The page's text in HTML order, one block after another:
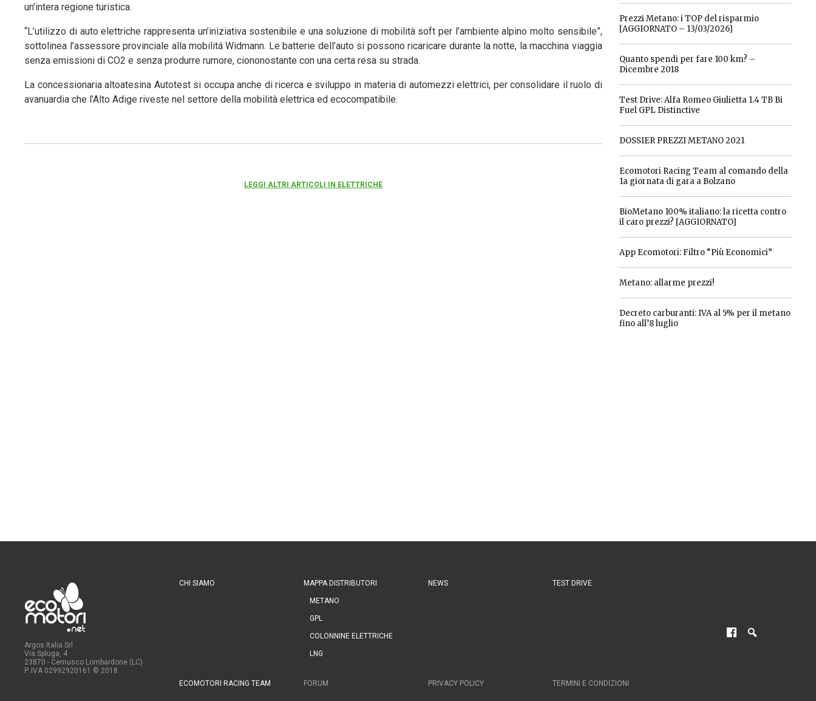
un’intera regione turistica.
“L’utilizzo di auto elettriche rappresenta un’iniziativa sostenibile e una soluzione di mobilità soft per l’ambiente alpino molto sensibile”,
sottolinea l’assessore provinciale alla mobilitá Widmann. Le batterie dell’auto si possono ricaricare durante la notte, la macchina viaggia
senza emissioni di CO2 e senza produrre rumore, ciononostante con una certa resa su strada.
La concessionaria altoatesina Autotest si occupa anche di ricerca e sviluppo in materia di automezzi elettrici, per consolidare il ruolo di
avanuardia che l’Alto Adige riveste nel settore della mobilità elettrica ed ecocompatibile.
LEGGI ALTRI ARTICOLI IN ELETTRICHE
Prezzi Metano: i TOP del risparmio
[AGGIORNATO – 13/03/2026]
Quanto spendi per fare 100 km? –
Dicembre 2018
Test Drive: Alfa Romeo Giulietta 1.4 TB Bi
Fuel GPL Distinctive
DOSSIER PREZZI METANO 2021
Ecomotori Racing Team al comando della
1a giornata di gara a Bolzano
BioMetano 100% italiano: la ricetta contro
il caro prezzi? [AGGIORNATO]
App Ecomotori: Filtro “Più Economici”
Metano: allarme prezzi!
Decreto carburanti: IVA al 5% per il metano
fino all’8 luglio
Argos Italia Srl
Via Spluga, 4
23870 - Cernusco Lombardone (LC)
P. IVA 02992920161 © 2018
CHI SIAMO MAPPA DISTRIBUTORI
METANO
GPL
COLONNINE ELETTRICHE
LNG
NEWS TEST DRIVE
ECOMOTORI RACING TEAM FORUM PRIVACY POLICY TERMINI E CONDIZIONI